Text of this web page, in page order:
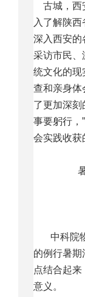
古城，西
入了解陕
深入西安的
采访市民、
统文化的现
查和亲身体
了更加深刻
事要躬行，
会实践收获
中科院
的例行暑期
点结合起
意义。